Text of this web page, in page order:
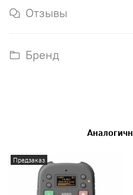
Отзывы
Бренд
Предзаказ